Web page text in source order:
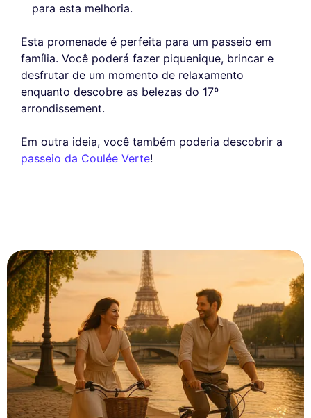
para esta melhoria.
Esta promenade é perfeita para um passeio em
família. Você poderá fazer piquenique, brincar e
desfrutar de um momento de relaxamento
enquanto descobre as belezas do 17º
arrondissement.
Em outra ideia, você também poderia descobrir a
passeio da Coulée Verte!